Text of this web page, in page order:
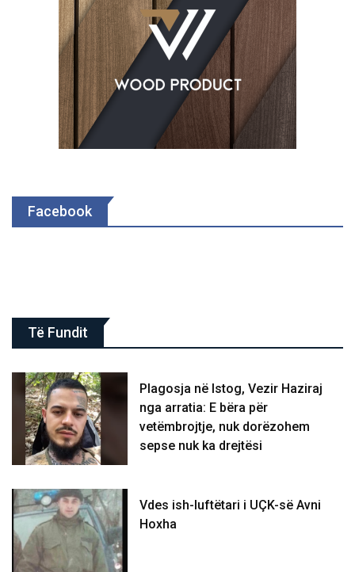
Facebook
Të Fundit
Plagosja në Istog, Vezir Haziraj
nga arratia: E bëra për
vetëmbrojtje, nuk dorëzohem
sepse nuk ka drejtësi
Vdes ish-luftëtari i UÇK-së Avni
Hoxha